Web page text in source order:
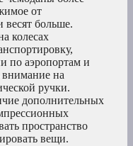
от
больше.
колесах
по аэропортам и
внимание на
ручки.
дополнительных
пространство
вещи.